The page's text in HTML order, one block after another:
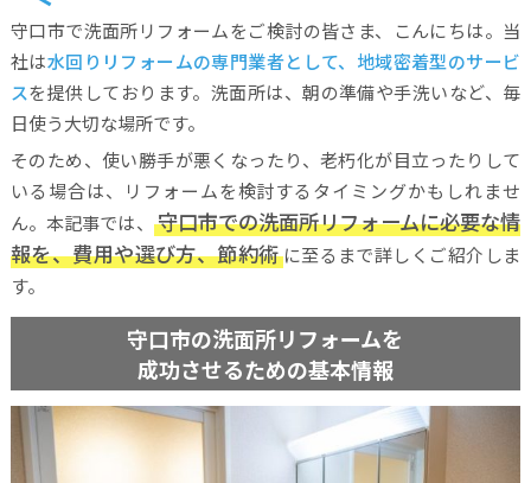
守口市で洗面所リフォームをご検討の皆さま、こんにちは。当
社は水回りリフォームの専門業者として、地域密着型のサービ
スを提供しております。洗面所は、朝の準備や手洗いなど、毎
日使う大切な場所です。
そのため、使い勝手が悪くなったり、老朽化が目立ったりして
いる場合は、リフォームを検討するタイミングかもしれませ
ん。本記事では、
守口市での洗面所リフォームに必要な情
報を、費用や選び方、節約術に至るまで詳しくご紹介しま
す。
守口市の洗面所リフォームを
成功させるための基本情報